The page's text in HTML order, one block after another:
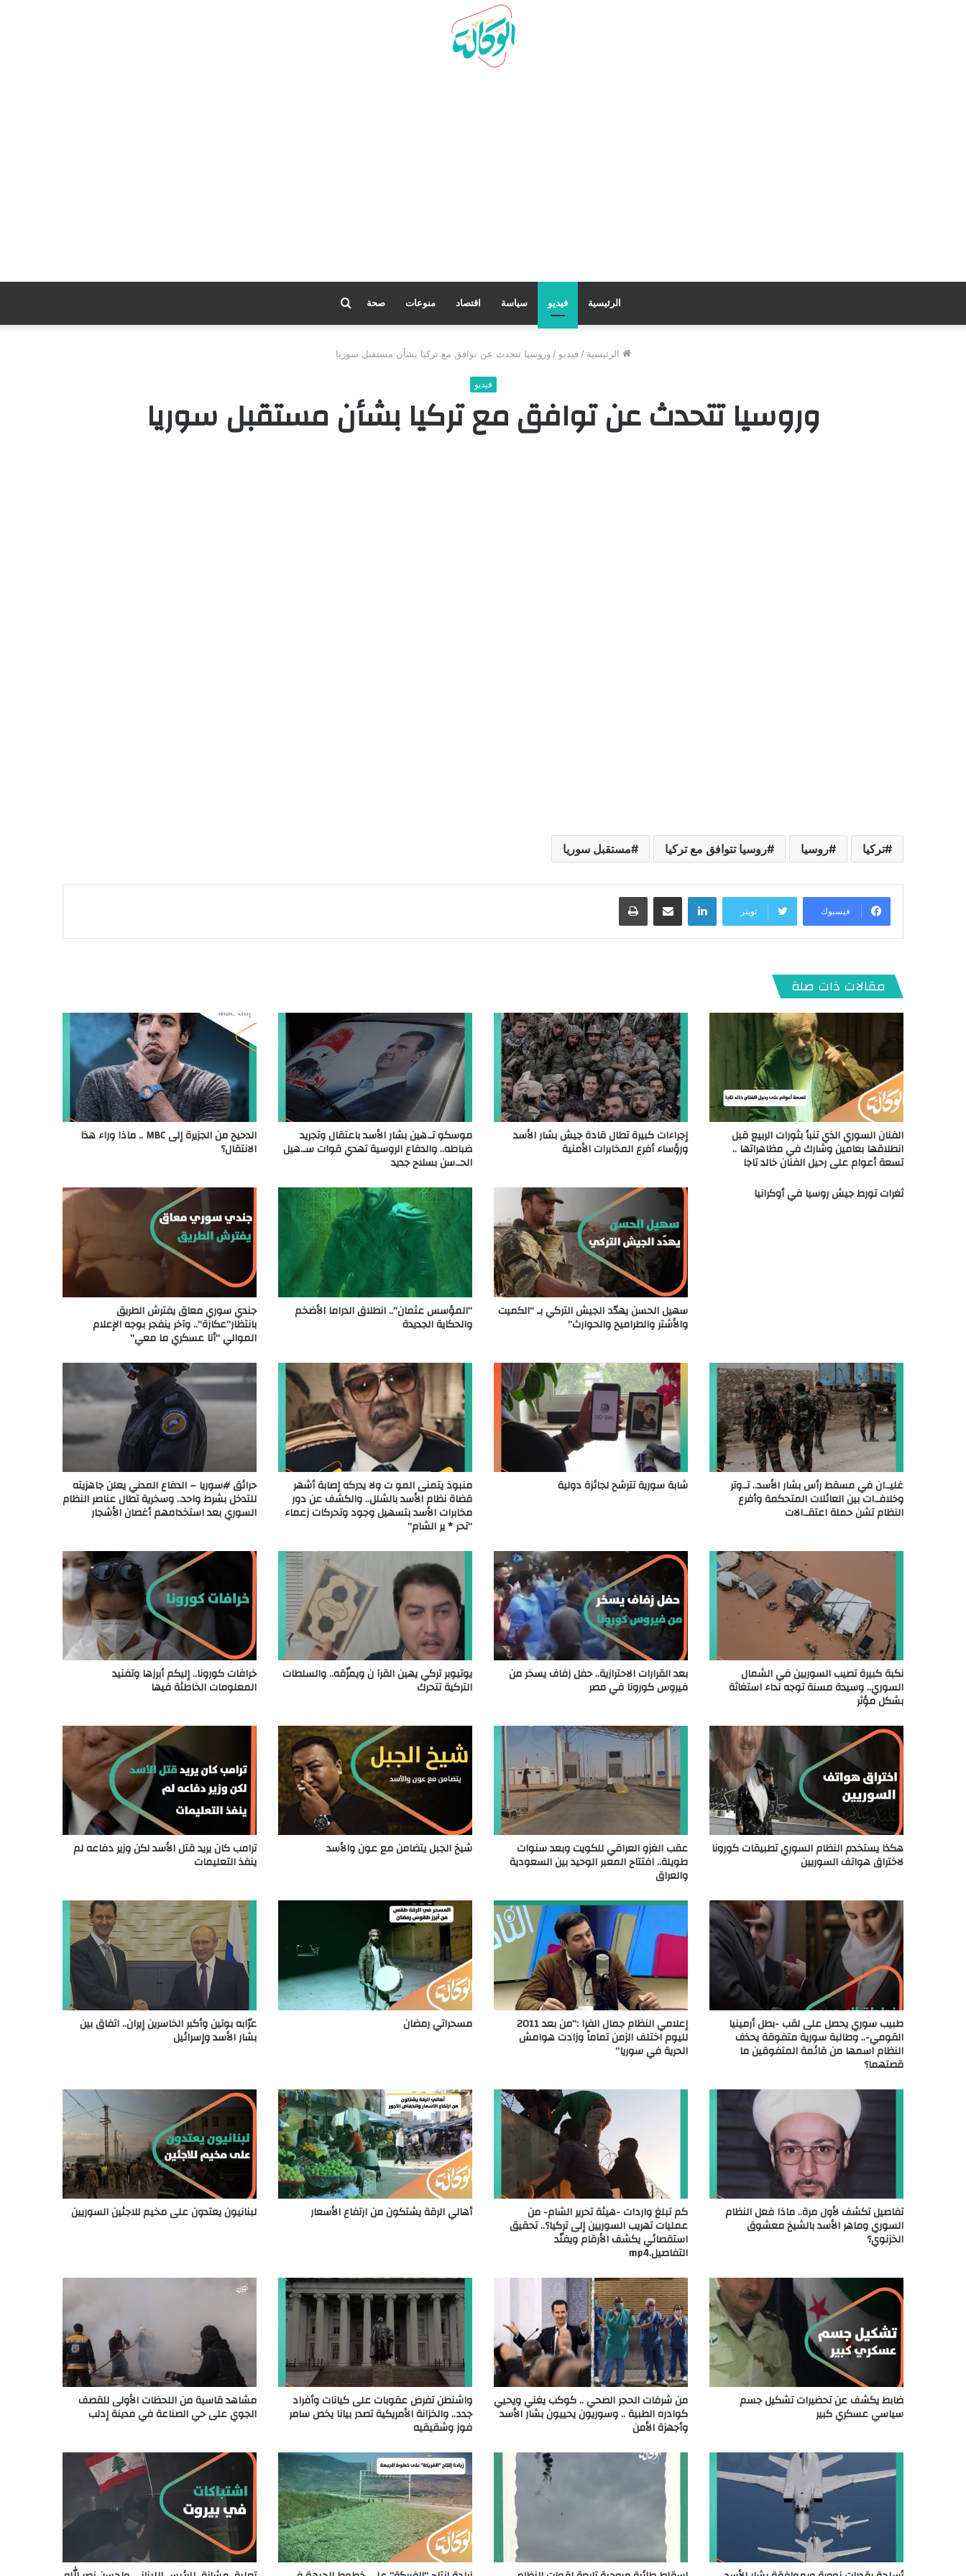
الرئيسية فيديو سياسة اقتصاد منوعات صحة
الرئيسية / فيديو / وروسيا تتحدث عن توافق مع تركيا بشأن مستقبل سوريا
فيديو
وروسيا تتحدث عن توافق مع تركيا بشأن مستقبل سوريا
تركيا روسيا روسيا تتوافق مع تركيا مستقبل سوريا
فيسبوك تويتر
لينكدإن
مقالات ذات صلة
الفنان السوري الذي تنبأ بثورات الربيع قبل
انطلاقها بعامين وشارك في مظاهراتها ..
تسعة أعوام على رحيل الفنان خالد تاجا
إجراءات كبيرة تطال قادة جيش بشار الأسد
ورؤساء أفرع المخابرات الأمنية
موسكو تـ.هين بشار الأسد باعتقال وتجريد
ضباطه.. والدفاع الروسية تهدي قوات سـ.هيل
الحـ.سن بسلاح جديد
الدحيح من الجزيرة إلى MBC .. ماذا وراء هذا
الانتقال؟
ثغرات تورط جيش روسيا في أوكرانيا
سهيل الحسن يهدّد الجيش التركي بـ “الكميت
والأشتر والطراميح والحوارث”
“المؤسس عثمان”.. انطلاق الدراما الأضخم
والحكاية الجديدة
جندي سوري معاق يفترش الطريق
بانتظار”عكازة”.. وآخر ينفجر بوجه الإعلام
الموالي “أنا عسكري ما معي”
غليـ.ان في مسقط رأس بشار الأسد.. تـ.وتر
وخلافـ.ات بين العائلات المتحكمة وأفرع
النظام تشن حملة اعتقـ.الات
شابة سورية تترشح لجائزة دولية منبوذ يتمنى المو ت ولا يدركه إصابة أشهر
قضاة نظام الأسد بالشلل.. والكشف عن دور
مخابرات الأسد بتسهيل وجود وتحركات زعماء
“تحر * ير الشام”
حرائق #سوريا – الدفاع المدني يعلن جاهزيته
للتدخل بشرط واحد.. وسخرية تطال عناصر النظام
السوري بعد استخدامهم أغصان الأشجار
نكبة كبيرة تصيب السوريين في الشمال
السوري.. وسيدة مسنة توجه نداء استغاثة
بشكل مؤثر
بعد القرارات الاحترازية.. حفل زفاف يسخر من
فيروس كورونا في مصر
يوتيوبر تركي يهين القرآ ن ويمزّقه.. والسلطات
التركية تتحرك
خرافات كورونا.. إليكم أبرزها وتفنيد
المعلومات الخاطئة فيها
هكذا يستخدم النظام السوري تطبيقات كورونا
لاختراق هواتف السوريين
عقب الغزو العراقي للكويت وبعد سنوات
طويلة.. افتتاح المعبر الوحيد بين السعودية
والعراق
شيخ الجبل يتضامن مع عون والأسد ترامب كان يريد قتل الأسد لكن وزير دفاعه لم
ينفذ التعليمات
طبيب سوري يحصل على لقب -بطل أرمينيا
القومي-.. وطالبة سورية متفوقة يحذف
النظام اسمها من قائمة المتفوقين ما
قصتهما؟
إعلامي النظام جمال الفرا :”من بعد 2011
لليوم اختلف الزمن تماماً وزادت هوامش
الحرية في سوريا”
مسحراتي رمضان عرّابه بوتين وأكبر الخاسرين إيران.. اتفاق بين
بشار الأسد وإسرائيل
تفاصيل تكشف لأول مرة.. ماذا فعل النظام
السوري وماهر الأسد بالشيخ معشوق
الخزنوي؟
كم تبلغ واردات -هيئة تحرير الشام- من
عمليات تهريب السوريين إلى تركيا؟.. تحقيق
استقصائي يكشف الأرقام ويفنّد
التفاصيل.mp4
أهالي الرقة يشتكون من ارتفاع الأسعار لبنانيون يعتدون على مخيم للاجئين السوريين
ضابط يكشف عن تحضيرات تشكيل جسم
سياسي عسكري كبير
من شرفات الحجر الصحي .. كوكب يغني ويحيي
كوادره الطبية .. وسوريون يحييون بشار الأسد
وأجهزة الأمن
واشنطن تفرض عقوبات على كيانات وأفراد
جدد.. والخزانة الأمريكية تصدر بيانا يخص سامر
فوز وشقيقيه
مشاهد قاسية من اللحظات الأولى للقصف
الجوي على حي الصناعة في مدينة إدلب